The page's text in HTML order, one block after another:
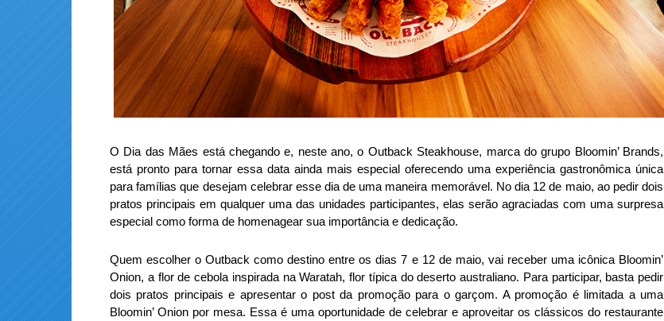
O Dia das Mães está chegando e, neste ano, o Outback Steakhouse, marca do grupo Bloomin’ Brands,
está pronto para tornar essa data ainda mais especial oferecendo uma experiência gastronômica única
para famílias que desejam celebrar esse dia de uma maneira memorável. No dia 12 de maio, ao pedir dois
pratos principais em qualquer uma das unidades participantes, elas serão agraciadas com uma surpresa
especial como forma de homenagear sua importância e dedicação.
Quem escolher o Outback como destino entre os dias 7 e 12 de maio, vai receber uma icônica Bloomin’
Onion, a flor de cebola inspirada na Waratah, flor típica do deserto australiano. Para participar, basta pedir
dois pratos principais e apresentar o post da promoção para o garçom. A promoção é limitada a uma
Bloomin’ Onion por mesa. Essa é uma oportunidade de celebrar e aproveitar os clássicos do restaurante